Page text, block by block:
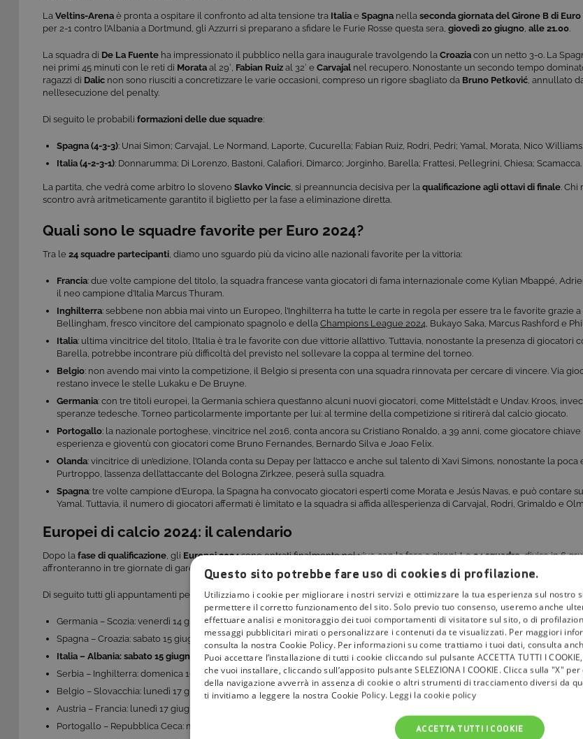
La Veltins-Arena è pronta a ospitare il confronto ad alta tensione tra Italia e Spagna nella seconda giornata del Girone B di Euro
per 2-1 contro l’Albania a Dortmund, gli Azzurri si preparano a sfidare le Furie Rosse questa sera, giovedì 20 giugno, alle 21.00.
La squadra di De La Fuente ha impressionato il pubblico nella gara inaugurale travolgendo la Croazia con un netto 3-0. La
nei primi 45 minuti con le reti di Morata al 29′, Fabian Ruiz al 32′ e Carvajal nel recupero. Nonostante un secondo tempo
ragazzi di Dalic non sono riusciti a concretizzare le varie occasioni, compreso un rigore sbagliato da Bruno Petković, annullato
nell’esecuzione del penalty.
Di seguito le probabili formazioni delle due squadre:
Spagna (4-3-3): Unai Simon; Carvajal, Le Normand, Laporte, Cucurella; Fabian Ruiz, Rodri, Pedri; Yamal, Morata, Nico Williams.
Italia (4-2-3-1): Donnarumma; Di Lorenzo, Bastoni, Calafiori, Dimarco; Jorginho, Barella; Frattesi, Pellegrini, Chiesa; Scamacca.
La partita, che vedrà come arbitro lo sloveno Slavko Vincic, si preannuncia decisiva per la qualificazione agli ottavi di finale. Chi
scontro avrà aritmeticamente garantito il biglietto per la fase a eliminazione diretta.
Quali sono le squadre favorite per Euro 2024?
Tra le 24 squadre partecipanti, diamo uno sguardo più da vicino alle nazionali favorite per la vittoria:
Francia: due volte campione del titolo, la squadra francese vanta giocatori di fama internazionale come Kylian Mbappé,
il neo campione d’Italia Marcus Thuram.
Inghilterra: sebbene non abbia mai vinto un Europeo, l’Inghilterra ha tutte le carte in regola per essere tra le favorite grazie
Bellingham, fresco vincitore del campionato spagnolo e della Champions League 2024, Bukayo Saka, Marcus Rashford e
Italia: ultima vincitrice del titolo, l’Italia è tra le favorite con due vittorie all’attivo. Tuttavia, nonostante la presenza di giocatori
Barella, potrebbe incontrare più difficoltà del previsto nel sollevare la coppa al termine del torneo.
Belgio: non avendo mai vinto la competizione, il Belgio si presenta con una squadra rinnovata per cercare di vincere. Via
restano invece le stelle Lukaku e De Bruyne.
Germania: con tre titoli europei, la Germania schiera quest’anno alcuni nuovi giocatori, come Mittelstädt e Undav. Kroos,
speranze tedesche. Torneo particolarmente importante per lui: al termine della competizione si ritirerà dal calcio giocato.
Portogallo: la nazionale portoghese, vincitrice nel 2016, conta ancora su Cristiano Ronaldo, a 39 anni, come giocatore
esperienza e gioventù con giocatori come Bruno Fernandes, Bernardo Silva e Joao Felix.
Olanda: vincitrice di un’edizione, l’Olanda conta su Depay per l’attacco e anche sul talento di Xavi Simons, nonostante la
Purtroppo, l’assenza dell’attaccante del Bologna Zirkzee, peserà sulla squadra.
Spagna: tre volte campione d’Europa, la Spagna ha convocato giocatori esperti come Morata e Jesús Navas, e può contare
Yamal. Tuttavia, il numero di giocatori affermati è limitato e la squadra si affida all’esperienza di Carvajal, Rodri, Grimaldo e
Europei di calcio 2024: il calendario
Dopo la fase di qualificazione, gli Europei 2024sono entrati finalmente nel vivo con la fase a gironi. Le24 squadre, divise in 6
affronteranno in tre giornate di gare per determinare le 16 formazioni che accederanno alla fase a eliminazione diretta.
Di seguito tutti gli appuntamenti per scoprire nel dettaglio il calendario completo delle partite trasmesse dalla Rai:
Germania – Scozia: venerdì 14 giugno, ore 21.00 su Rai 1 HD e Rai 4K
Spagna – Croazia: sabato 15 giugno, ore 18.00 su Rai 2 HD e Rai 4K
Italia – Albania: sabato 15 giugno, ore 21.00 su Rai 1 HD e Rai 4K
Serbia – Inghilterra: domenica 16 giugno, ore 21.00 su Rai 1 HD e Rai 4K
Belgio – Slovacchia: lunedì 17 giugno, ore 18.00 su Rai 2 HD e Rai 4K
Austria – Francia: lunedì 17 giugno, ore 21.00 su Rai 1 HD e Rai 4K
Portogallo – Repubblica Ceca: martedì 18 giugno, ore 21.00 su Rai 1 HD e Rai 4K
Questo sito potrebbe fare uso di cookies di profilazione.
Utilizziamo i cookie per migliorare i nostri servizi e ottimizzare la tua esperienza sul nostro
permettere il corretto funzionamento del sito. Solo previo tuo consenso, useremo anche
effettuare analisi e monitoraggio dei tuoi comportamenti di visitatore sul sito, o di
messaggi pubblicitari mirati o personalizzare i contenuti da te visualizzati. Per maggiori
consulta la nostra Cookie Policy. Per informazioni su come trattiamo i tuoi dati, consulta
Puoi accettare l’installazione di tutti i cookie cliccando sul pulsante ACCETTA TUTTI I
che vuoi installare, cliccando sull’apposito pulsante SELEZIONA I COOKIE. Clicca sulla "X"
della navigazione avverrà in assenza di cookie o altri strumenti di tracciamento diversi da
ti invitiamo a leggere la nostra Cookie Policy. Leggi la cookie policy
ACCETTA TUTTI I COOKIE